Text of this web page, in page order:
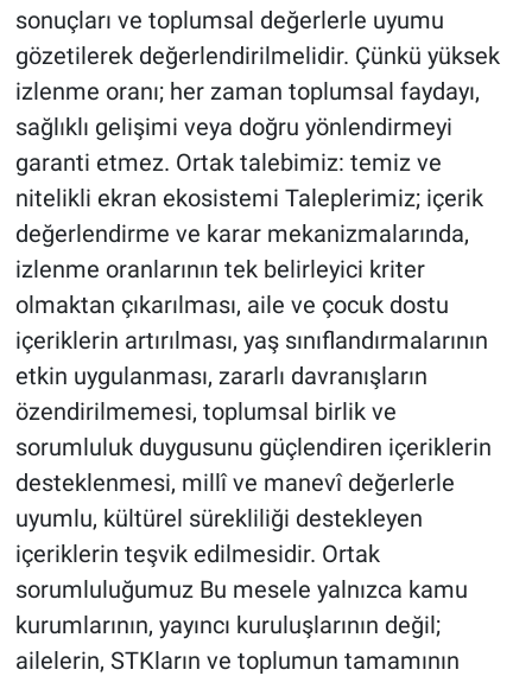
sonuçları ve toplumsal değerlerle uyumu
gözetilerek değerlendirilmelidir. Çünkü yüksek
izlenme oranı; her zaman toplumsal faydayı,
sağlıklı gelişimi veya doğru yönlendirmeyi
garanti etmez. Ortak talebimiz: temiz ve
nitelikli ekran ekosistemi Taleplerimiz; içerik
değerlendirme ve karar mekanizmalarında,
izlenme oranlarının tek belirleyici kriter
olmaktan çıkarılması, aile ve çocuk dostu
içeriklerin artırılması, yaş sınıflandırmalarının
etkin uygulanması, zararlı davranışların
özendirilmemesi, toplumsal birlik ve
sorumluluk duygusunu güçlendiren içeriklerin
desteklenmesi, millî ve manevî değerlerle
uyumlu, kültürel sürekliliği destekleyen
içeriklerin teşvik edilmesidir. Ortak
sorumluluğumuz Bu mesele yalnızca kamu
kurumlarının, yayıncı kuruluşlarının değil;
ailelerin, STKların ve toplumun tamamının